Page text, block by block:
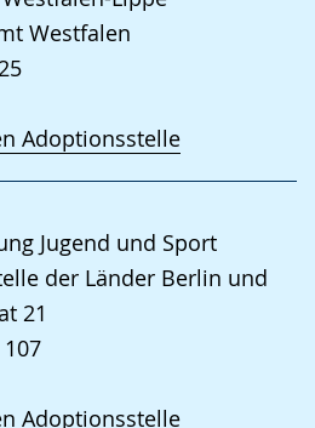
Westfalen
Adoptionsstelle
Jugend und Sport
der Länder Berlin und
21
Adoptionsstelle